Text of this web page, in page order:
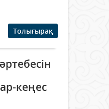
Толығырақ
кеңес